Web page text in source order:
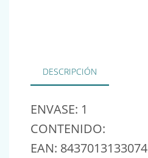
DESCRIPCIÓN
ENVASE: 1
CONTENIDO:
EAN: 8437013133074